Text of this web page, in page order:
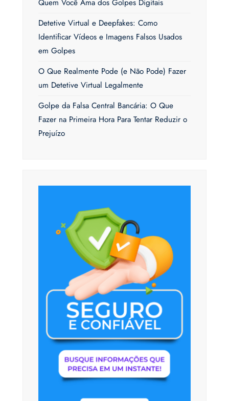
Quem Você Ama dos Golpes Digitais
Detetive Virtual e Deepfakes: Como
Identificar Vídeos e Imagens Falsos Usados
em Golpes
O Que Realmente Pode (e Não Pode) Fazer
um Detetive Virtual Legalmente
Golpe da Falsa Central Bancária: O Que
Fazer na Primeira Hora Para Tentar Reduzir o
Prejuízo